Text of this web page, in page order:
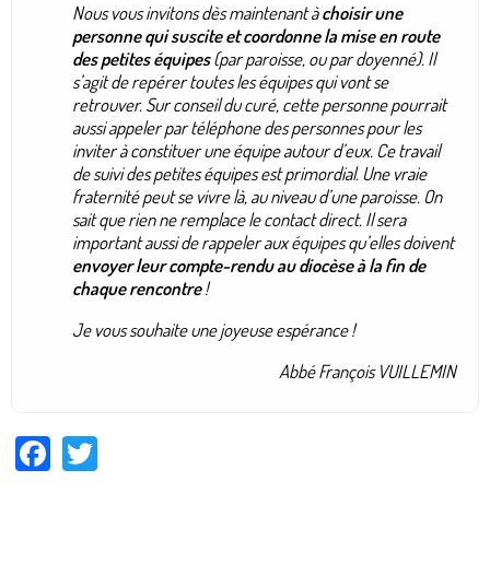
Nous vous invitons dès maintenant àchoisir une
personne qui suscite et coordonne la mise en route
des petites équipes(par paroisse, ou par doyenné). Il
s’agit de repérer toutes les équipes qui vont se
retrouver. Sur conseil du curé, cette personne pourrait
aussi appeler par téléphone des personnes pour les
inviter à constituer une équipe autour d’eux. Ce travail
de suivi des petites équipes est primordial. Une vraie
fraternité peut se vivre là, au niveau d’une paroisse. On
sait que rien ne remplace le contact direct. Il sera
important aussi de rappeler aux équipes qu’elles doivent
envoyer leur compte-rendu au diocèse à la fin de
chaque rencontre!
Je vous souhaite une joyeuse espérance !
Abbé François VUILLEMIN
Facebook